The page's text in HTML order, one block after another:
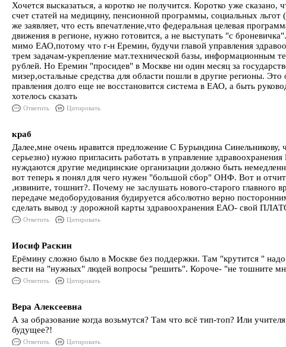
Хочется высказаться, а коротко не получится. Коротко уже
счет статей на медицину, пенсионной программы, социальных
же заявляет, что есть впечатление,что федеральная целевая
движения в регионе, нужно готовится, а не выступать "с
мимо ЕАО,потому что г-н Еремин, будучи главой управления
трем задачам-укрепление мат.технической базы, информационным
рублей. Но Еремин "просидев" в Москве ни один месяц за
мизер,остальные средства для области пошли в другие регионы.
правления долго еще не восстановится система в ЕАО, а быть
хотелось сказать
Ответить Цитировать
краб
Далее,мне очень нравится предложение С Бурындина Синельникову,
серьезно) нужно пригласить работать в управление
нуждаются другие медицинские организации должно быть
вот теперь я понял для чего нужен "большой сбор" ОНФ. Вот и
,извините, тошнит?. Почему не заслушать нового-старого главного
передаче медоборудования будируется абсолютно верно
сделать вывод :у дорожной карты здравоохранения ЕАО- свой
Ответить Цитировать
Иосиф Раскин
Ерёмину сложно было в Москве без поддержки. Там "крутится "
вести на "нужных" людей вопросы "решить". Короче- "не тошните
Ответить Цитировать
Вера Алексеевна
А за образование когда возьмутся? Там что всё тип-топ? Или
будущее?!
Ответить Цитировать